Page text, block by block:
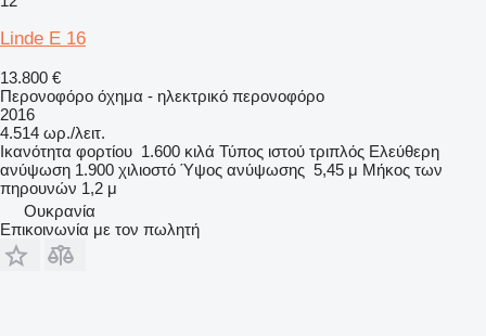
Linde E 16
13.800 €
Περονοφόρο όχημα - ηλεκτρικό περονοφόρο
2016
4.514 ωρ./λειτ.
Ικανότητα φορτίου 1.600 κιλά Τύπος ιστού τριπλός Ελεύθερη
ανύψωση 1.900 χιλιοστό Ύψος ανύψωσης 5,45 μ Μήκος των
πηρουνών 1,2 μ
Ουκρανία
Επικοινωνία με τον πωλητή